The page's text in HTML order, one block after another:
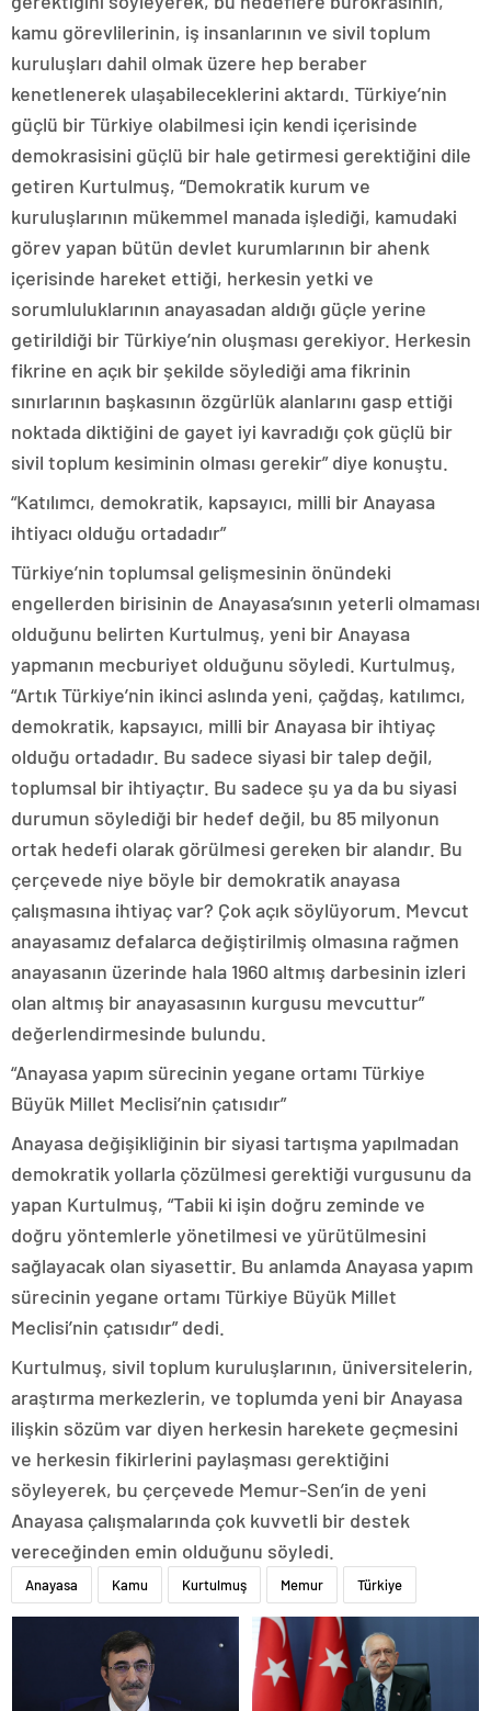
kamu görevlilerinin, iş insanlarının ve sivil toplum
kuruluşları dahil olmak üzere hep beraber
kenetlenerek ulaşabileceklerini aktardı. Türkiye’nin
güçlü bir Türkiye olabilmesi için kendi içerisinde
demokrasisini güçlü bir hale getirmesi gerektiğini dile
getiren Kurtulmuş, “Demokratik kurum ve
kuruluşlarının mükemmel manada işlediği, kamudaki
görev yapan bütün devlet kurumlarının bir ahenk
içerisinde hareket ettiği, herkesin yetki ve
sorumluluklarının anayasadan aldığı güçle yerine
getirildiği bir Türkiye’nin oluşması gerekiyor. Herkesin
fikrine en açık bir şekilde söylediği ama fikrinin
sınırlarının başkasının özgürlük alanlarını gasp ettiği
noktada diktiğini de gayet iyi kavradığı çok güçlü bir
sivil toplum kesiminin olması gerekir” diye konuştu.
“Katılımcı, demokratik, kapsayıcı, milli bir Anayasa
ihtiyacı olduğu ortadadır”
Türkiye’nin toplumsal gelişmesinin önündeki
engellerden birisinin de Anayasa’sının yeterli olmaması
olduğunu belirten Kurtulmuş, yeni bir Anayasa
yapmanın mecburiyet olduğunu söyledi. Kurtulmuş,
“Artık Türkiye’nin ikinci aslında yeni, çağdaş, katılımcı,
demokratik, kapsayıcı, milli bir Anayasa bir ihtiyaç
olduğu ortadadır. Bu sadece siyasi bir talep değil,
toplumsal bir ihtiyaçtır. Bu sadece şu ya da bu siyasi
durumun söylediği bir hedef değil, bu 85 milyonun
ortak hedefi olarak görülmesi gereken bir alandır. Bu
çerçevede niye böyle bir demokratik anayasa
çalışmasına ihtiyaç var? Çok açık söylüyorum. Mevcut
anayasamız defalarca değiştirilmiş olmasına rağmen
anayasanın üzerinde hala 1960 altmış darbesinin izleri
olan altmış bir anayasasının kurgusu mevcuttur”
değerlendirmesinde bulundu.
“Anayasa yapım sürecinin yegane ortamı Türkiye
Büyük Millet Meclisi’nin çatısıdır”
Anayasa değişikliğinin bir siyasi tartışma yapılmadan
demokratik yollarla çözülmesi gerektiği vurgusunu da
yapan Kurtulmuş, “Tabii ki işin doğru zeminde ve
doğru yöntemlerle yönetilmesi ve yürütülmesini
sağlayacak olan siyasettir. Bu anlamda Anayasa yapım
sürecinin yegane ortamı Türkiye Büyük Millet
Meclisi’nin çatısıdır” dedi.
Kurtulmuş, sivil toplum kuruluşlarının, üniversitelerin,
araştırma merkezlerin, ve toplumda yeni bir Anayasa
ilişkin sözüm var diyen herkesin harekete geçmesini
ve herkesin fikirlerini paylaşması gerektiğini
söyleyerek, bu çerçevede Memur-Sen’in de yeni
Anayasa çalışmalarında çok kuvvetli bir destek
vereceğinden emin olduğunu söyledi.
Anayasa Kamu Kurtulmuş Memur Türkiye